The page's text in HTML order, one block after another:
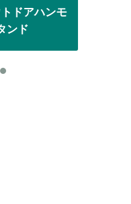
ドアハンモ
ンド